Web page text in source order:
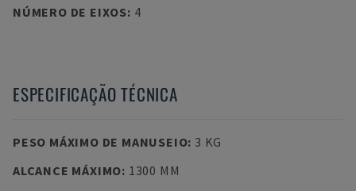
NÚMERO DE EIXOS: 4
ESPECIFICAÇÃO TÉCNICA
PESO MÁXIMO DE MANUSEIO: 3 KG
ALCANCE MÁXIMO: 1300 MM